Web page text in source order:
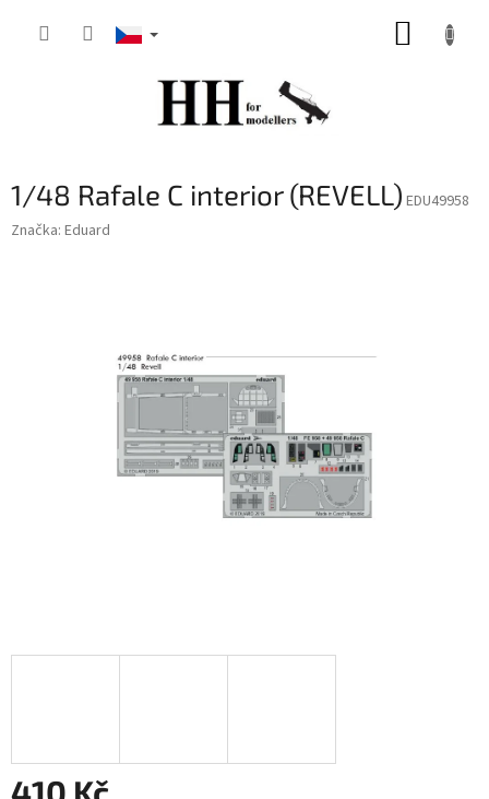
1/48 Rafale C interior (REVELL) EDU49958
Značka: Eduard